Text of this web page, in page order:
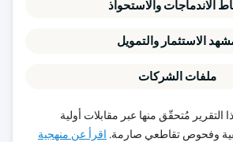
الاندماجات والاستحواذ
الاستثمار والتمويل
ملفات الشركات
مُتحقّق منها عبر مقابلات أولية
وفحوص تقاطعي صارمة. اقرأ عن منهجية